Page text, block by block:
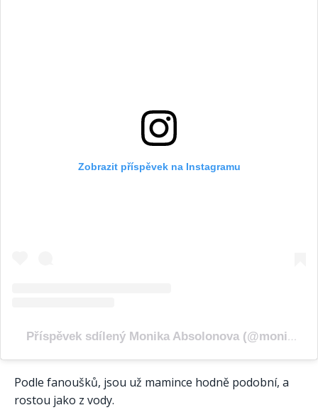
Zobrazit příspěvek na Instagramu
Příspěvek sdílený Monika Absolonova (@monika_absolonova)
Podle fanoušků, jsou už mamince hodně podobní, a
rostou jako z vody.